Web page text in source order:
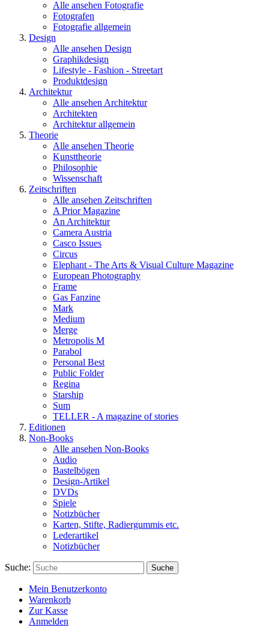
Alle ansehen Fotografie
Fotografen
Fotografie allgemein
Design
Alle ansehen Design
Graphikdesign
Lifestyle - Fashion - Streetart
Produktdesign
Architektur
Alle ansehen Architektur
Architekten
Architektur allgemein
Theorie
Alle ansehen Theorie
Kunsttheorie
Philosophie
Wissenschaft
Zeitschriften
Alle ansehen Zeitschriften
A Prior Magazine
An Architektur
Camera Austria
Casco Issues
Circus
Elephant - The Arts & Visual Culture Magazine
European Photography
Frame
Gas Fanzine
Mark
Medium
Merge
Metropolis M
Parabol
Personal Best
Public Folder
Regina
Starship
Sum
TELLER - A magazine of stories
Editionen
Non-Books
Alle ansehen Non-Books
Audio
Bastelbögen
Design-Artikel
DVDs
Spiele
Notizbücher
Karten, Stifte, Radiergummis etc.
Lederartikel
Notizbücher
Suche: Suche
Mein Benutzerkonto
Warenkorb
Zur Kasse
Anmelden